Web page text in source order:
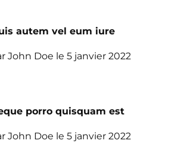
autem vel eum iure
John Doe le 5 janvier 2022
porro quisquam est
John Doe le 5 janvier 2022